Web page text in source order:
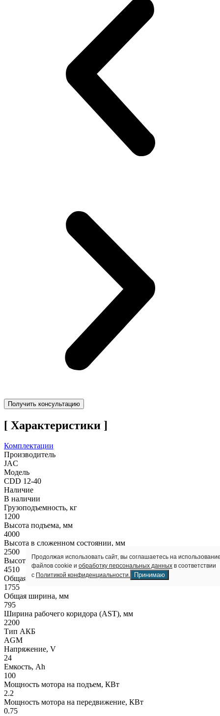
Получить консультацию
[ Характеристики ]
Комплектации
Производитель
JAC
Модель
CDD 12-40
Наличие
В наличии
Грузоподъемность, кг
1200
Высота подъема, мм
4000
Высота в сложенном состоянии, мм
2500
Высота полностью выдвинутой мачты, мм
4510
Общая длина, мм
1755
Общая ширина, мм
795
Ширина рабочего коридора (AST), мм
2200
Тип АКБ
AGM
Напряжение, V
24
Емкость, Ah
100
Мощность мотора на подъем, КВт
2.2
Мощность мотора на передвижение, КВт
0.75
Продолжая использовать сайт, вы соглашаетесь на
файлов cookie и обработку персональных данных в соответствии
с Политикой конфиденциальности. Принимаю